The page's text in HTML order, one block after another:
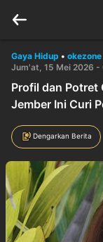
Gaya Hidup • okezone
Jum'at, 15 Mei 2026 -
Profil dan Potret
Jember Ini Curi
Dengarkan Berita